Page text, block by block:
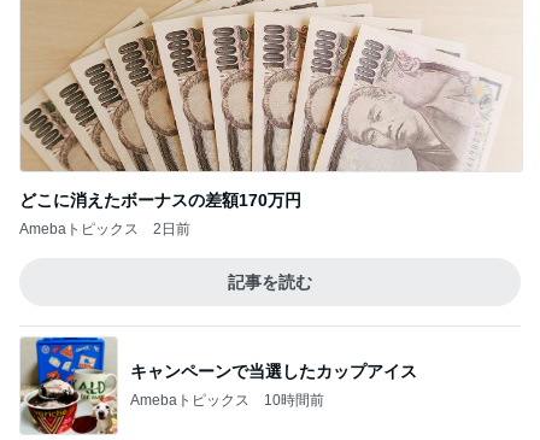
どこに消えたボーナスの差額170万円
Amebaトピックス 2日前
記事を読む
キャンペーンで当選したカップアイス
Amebaトピックス 10時間前